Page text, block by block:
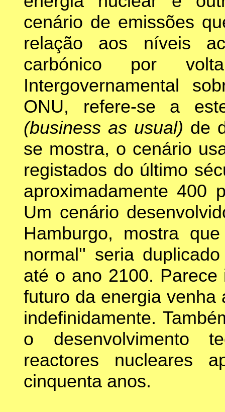
cenário de emissões
relação aos níveis
carbónico por
Intergovernamental
ONU, refere-se a
(business as usual) de
se mostra, o cenário
registados do último
aproximadamente 400
Um cenário
Hamburgo, mostra
normal'' seria
até o ano 2100.
futuro da energia venha
indefinidamente.
o desenvolvimento
reactores nucleares
cinquenta anos.